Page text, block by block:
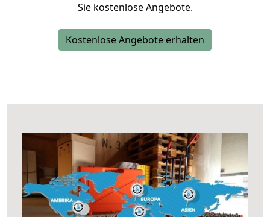
Sie kostenlose Angebote.
Kostenlose Angebote erhalten